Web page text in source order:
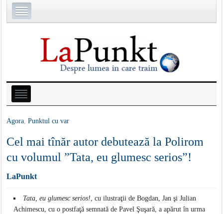
Agora ,Punktul cu var
Cel mai tînăr autor debutează la Polirom
cu volumul ”Tata, eu glumesc serios”!
LaPunkt
Tata, eu glumesc serios! , cu ilustraţii de Bogdan, Jan şi Julian
Achimescu, cu o postfaţă semnată de Pavel Şuşară, a apărut în urma